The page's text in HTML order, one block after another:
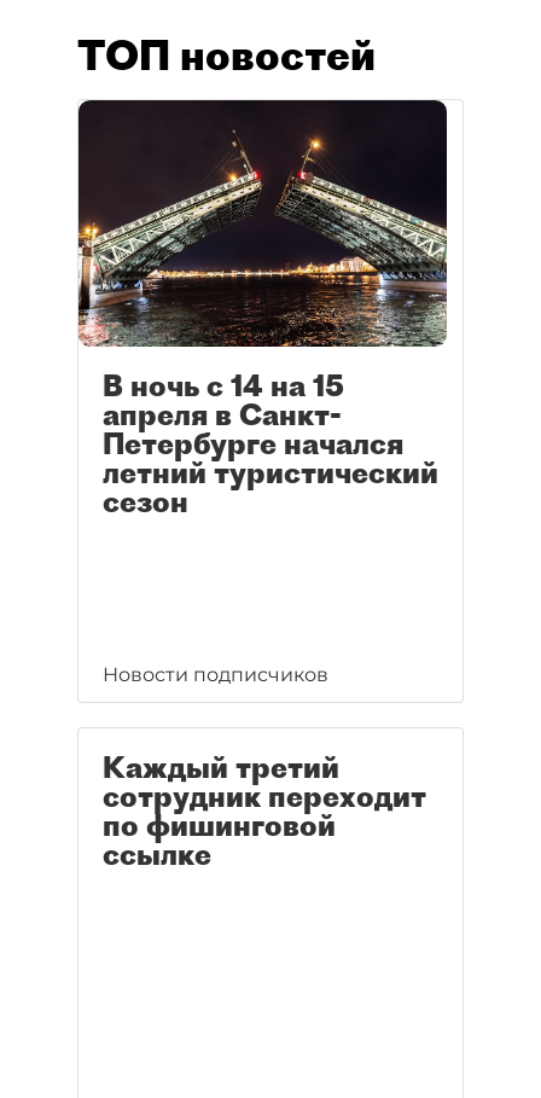
ТОП новостей
В ночь с 14 на 15
апреля в Санкт-
Петербурге начался
летний туристический
сезон
Новости подписчиков
Каждый третий
сотрудник переходит
по фишинговой
ссылке